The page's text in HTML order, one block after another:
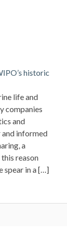
historic
life and
companies
and
informed
a
reason
spear in a […]